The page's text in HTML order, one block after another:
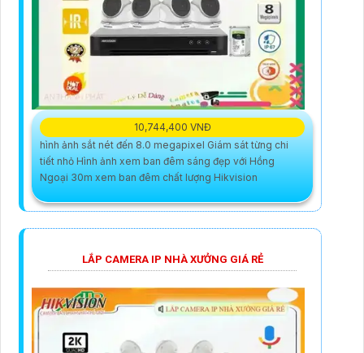
10,744,400 VNĐ
hình ảnh sắt nét đến 8.0 megapixel Giám sát từng chi
tiết nhỏ Hình ảnh xem ban đêm sáng đẹp với Hồng
Ngoại 30m xem ban đêm chất lượng Hikvision
LẮP CAMERA IP NHÀ XƯỞNG GIÁ RẺ